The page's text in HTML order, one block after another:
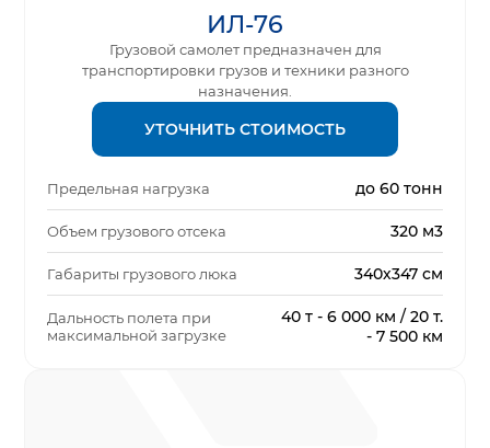
ИЛ-76
Грузовой самолет предназначен для
транспортировки грузов и техники разного
назначения.
УТОЧНИТЬ СТОИМОСТЬ
Предельная нагрузка до 60 тонн
Объем грузового отсека 320 м3
Габариты грузового люка 340х347 см
Дальность полета при
максимальной загрузке
40 т - 6 000 км / 20 т.
- 7 500 км